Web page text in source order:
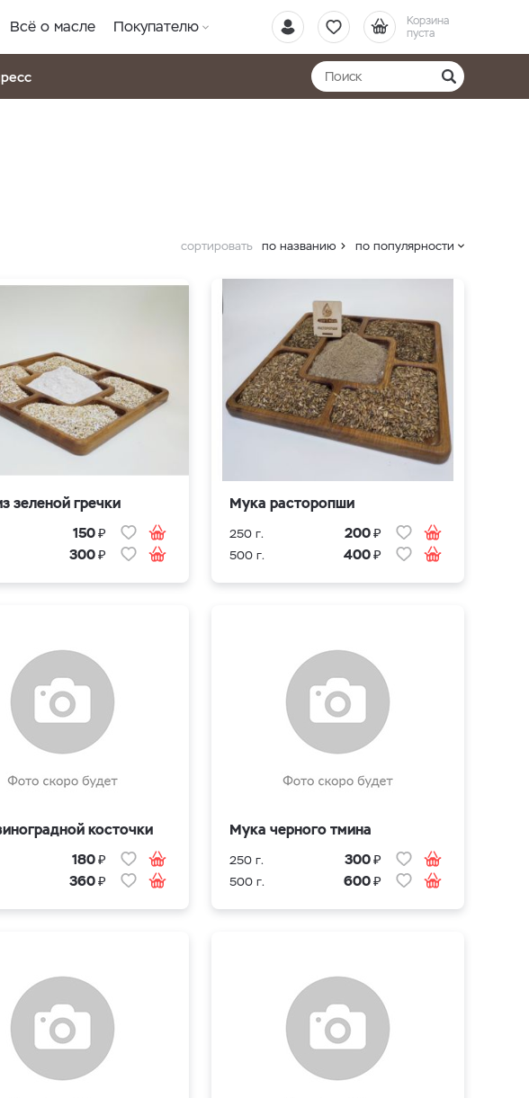
Корзина
пуста
Всё о масле Покупателю
сортировать по названию по популярности
зеленой гречки
150₽
300₽
Мука расторопши
250 г. 200₽
500 г. 400₽
косточки
180₽
360₽
Мука черного тмина
250 г. 300₽
500 г. 600₽